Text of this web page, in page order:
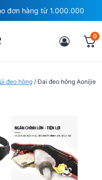
đơn hàng từ 1.000.000
0
đeo hông/Đai đeo hông Aonijie